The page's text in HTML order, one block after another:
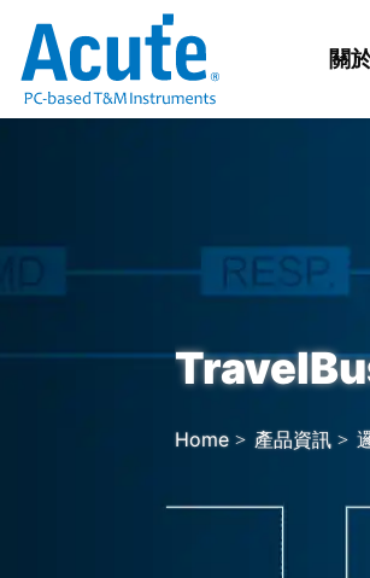
關
Home 產品資訊